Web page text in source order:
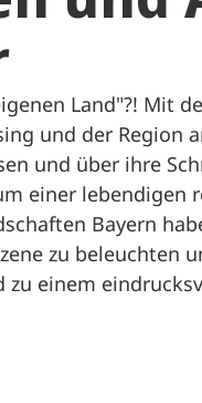
Land"?! Mit
und der Region
und über ihre
einer lebendigen
Bayern
zu beleuchten
zu einem